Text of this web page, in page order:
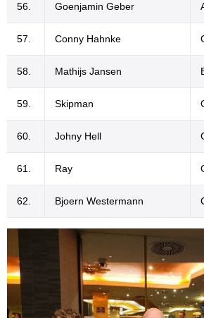
56. Goenjamin Geber
57. Conny Hahnke
58. Mathijs Jansen
59. Skipman
60. Johny Hell
61. Ray
62. Bjoern Westermann